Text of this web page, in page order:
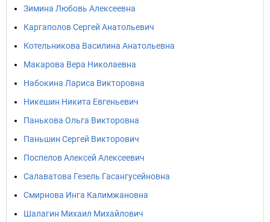
Зимина Любовь Алексеевна
Каргаполов Сергей Анатольевич
Котельникова Василина Анатольевна
Макарова Вера Николаевна
Набокина Лариса Викторовна
Никешин Никита Евгеньевич
Панькова Ольга Викторовна
Паньшин Сергей Викторович
Поспелов Алексей Алексеевич
Салаватова Гезель Гасангусейновна
Смирнова Инга Калимжановна
Шалагин Михаил Михайлович